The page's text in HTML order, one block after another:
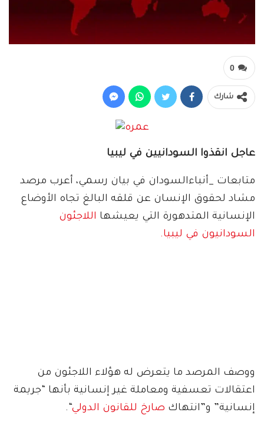
0
شارك
عاجل انقذوا السودانيين في ليبيا
متابعات _أنباءالسودان في بيان رسمي، أعرب مرصد
مشاد لحقوق الإنسان عن قلقه البالغ تجاه الأوضاع
الإنسانية المتدهورة التي يعيشها اللاجئون
السودانيون في ليبيا.
ووصف المرصد ما يتعرض له هؤلاء اللاجئون من
اعتقالات تعسفية ومعاملة غير إنسانية بأنها “جريمة
إنسانية” و”انتهاك صارخ للقانون الدولي“.